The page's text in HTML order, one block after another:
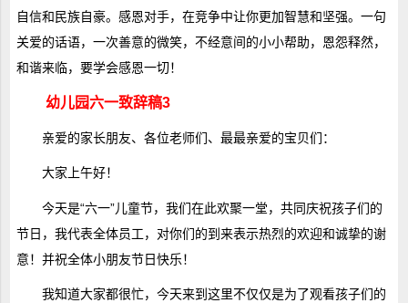
自信和民族自豪。感恩对手，在竞争中让你更加智慧和坚强。一句
关爱的话语，一次善意的微笑，不经意间的小小帮助，恩怨释然，
和谐来临，要学会感恩一切！
幼儿园六一致辞稿3
亲爱的家长朋友、各位老师们、最最亲爱的宝贝们：
大家上午好！
今天是“六一”儿童节，我们在此欢聚一堂，共同庆祝孩子们的
节日，我代表全体员工，对你们的到来表示热烈的欢迎和诚挚的谢
意！并祝全体小朋友节日快乐！
我知道大家都很忙，今天来到这里不仅仅是为了观看孩子们的